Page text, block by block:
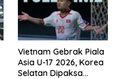
Vietnam Gebrak Piala
Asia U-17 2026, Korea
Selatan Dipaksa